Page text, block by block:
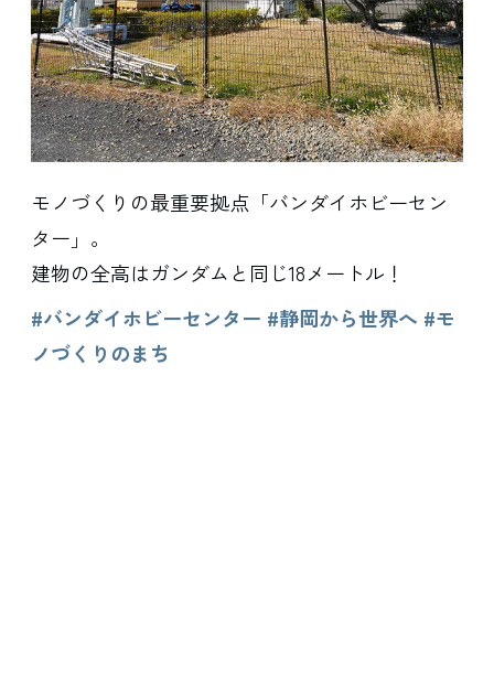
モノづくりの最重要拠点「バンダイホビーセン
ター」。
建物の全高はガンダムと同じ18メートル！
#バンダイホビーセンター #静岡から世界へ #モ
ノづくりのまち